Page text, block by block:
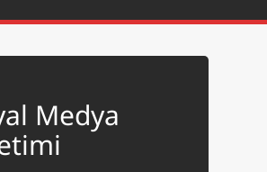
Medya